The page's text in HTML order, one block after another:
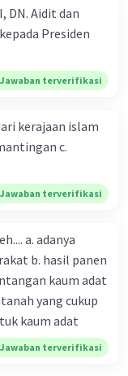
DN. Aidit dan
Presiden
Jawaban terverifikasi
kerajaan islam
Jawaban terverifikasi
a. adanya
b. hasil panen
kaum adat
yang cukup
kaum adat
Jawaban terverifikasi